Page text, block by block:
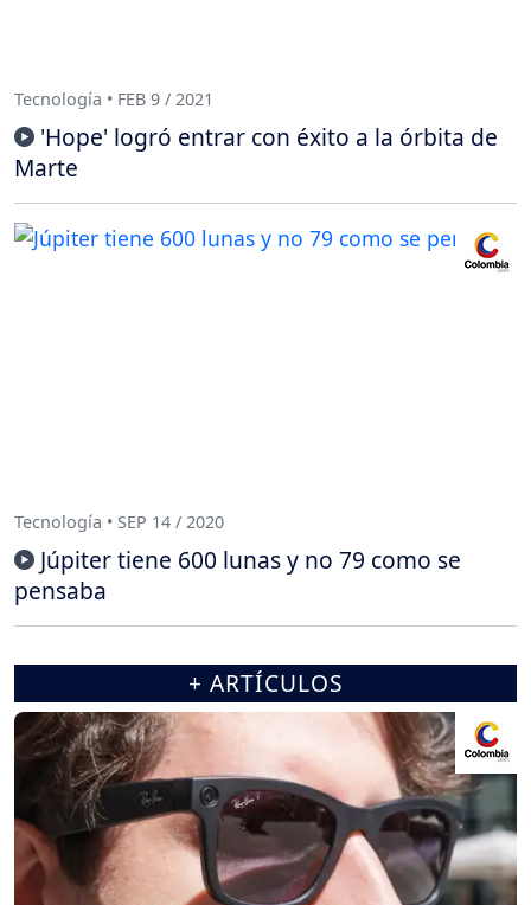
Tecnología • FEB 9 / 2021
'Hope' logró entrar con éxito a la órbita de
Marte
Tecnología • SEP 14 / 2020
Júpiter tiene 600 lunas y no 79 como se
pensaba
+ ARTÍCULOS